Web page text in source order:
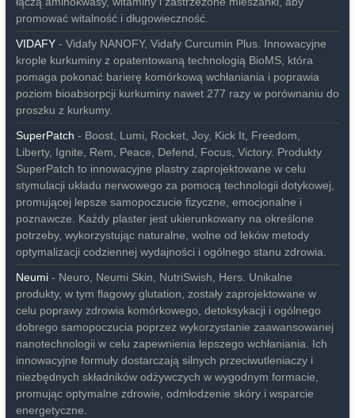
promować witalność i długowieczność.
VIDAFY- Vidafy NANOFY, Vidafy Curcumin Plus. Innowacyjne
krople kurkuminy z opatentowaną technologią BioMS, która
pomaga pokonać barierę komórkową wchłaniania i poprawia
poziom bioabsorpcji kurkuminy nawet 277 razy w porównaniu do
proszku z kurkumy.
SuperPatch - Boost, Lumi, Rocket, Joy, Kick It, Freedom,
Liberty, Ignite, Rem, Peace, Defend, Focus, Victory. Produkty
SuperPatch to innowacyjne plastry zaprojektowane w celu
stymulacji układu nerwowego za pomocą technologii dotykowej,
promującej lepsze samopoczucie fizyczne, emocjonalne i
poznawcze. Każdy plaster jest ukierunkowany na określone
potrzeby, wykorzystując naturalne, wolne od leków metody
optymalizacji codziennej wydajności i ogólnego stanu zdrowia.
Neumi- Neuro, Neumi Skin, NutriSwish, Hers. Unikalne
produkty, w tym flagowy glutation, zostały zaprojektowane w
celu poprawy zdrowia komórkowego, detoksykacji i ogólnego
dobrego samopoczucia poprzez wykorzystanie zaawansowanej
nanotechnologii w celu zapewnienia lepszego wchłaniania. Ich
innowacyjne formuły dostarczają silnych przeciwutleniaczy i
niezbędnych składników odżywczych w wygodnym formacie,
promując optymalne zdrowie, odmłodzenie skóry i wsparcie
energetyczne.